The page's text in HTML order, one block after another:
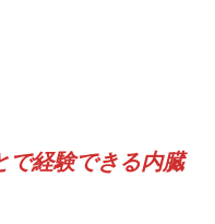
で経験できる内臓